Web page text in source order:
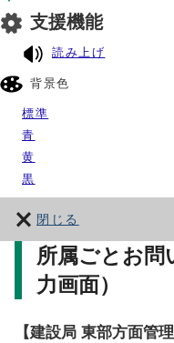
支援機能
読み上げ
背景色
標準
青
黄
黒
閉じる
所属ごとお問
力画面）
【建設局 東部方面管